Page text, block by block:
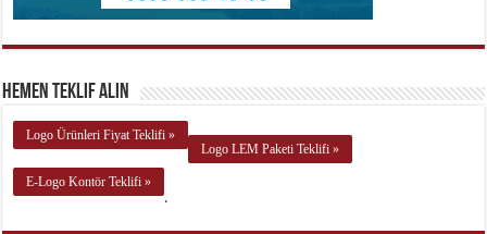
Hemen Teklif Alın
Logo Ürünleri Fiyat Teklifi »
Logo LEM Paketi Teklifi »
E-Logo Kontör Teklifi »
.